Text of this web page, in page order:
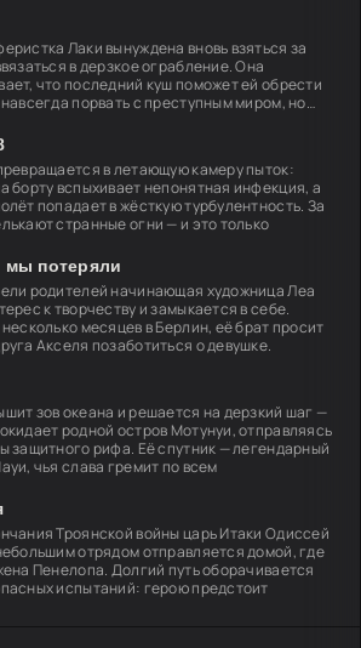
Лаки вынуждена вновь взяться за
в дерзкое ограбление. Она
что последний куш поможет ей обрести
порвать с преступным миром, но
в летающую камеру пыток:
борту вспыхивает непонятная инфекция, а
попадает в жёсткую турбулентность. За
странные огни — и это только
мы потеряли
родителей начинающая художница Леа
к творчеству и замыкается в себе.
месяцев в Берлин, её брат просит
Акселя позаботиться о девушке.
зов океана и решается на дерзкий шаг —
родной остров Мотунуи, отправляясь
защитного рифа. Её спутник — легендарный
чья слава гремит по всем
Троянской войны царь Итаки Одиссей
отрядом отправляется домой, где
Пенелопа. Долгий путь оборачивается
испытаний: герою предстоит